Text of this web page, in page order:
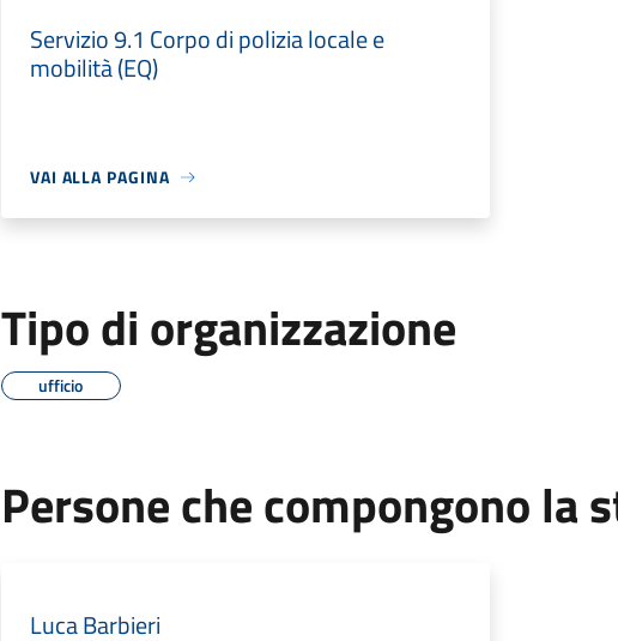
Servizio 9.1 Corpo di polizia locale e
mobilità (EQ)
VAI ALLA PAGINA
Tipo di organizzazione
ufficio
Persone che compongono la
Luca Barbieri